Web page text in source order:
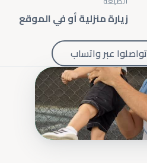
زيارة منزلية أو في الموقع
تواصلوا عبر واتساب